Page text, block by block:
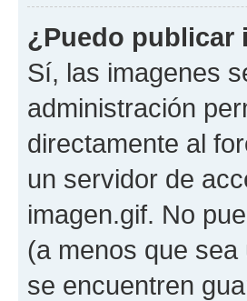
¿Puedo publicar
Sí, las imagenes
administración
directamente al
un servidor de
imagen.gif. No
(a menos que
se encuentren